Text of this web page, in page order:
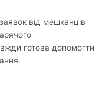
від мешканців
готова допомогти